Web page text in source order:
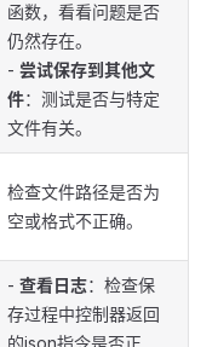
函数，看看问题是否
仍然存在。
- 尝试保存到其他文
件：测试是否与特定
文件有关。
检查文件路径是否为
空或格式不正确。
- 查看日志：检查保
存过程中控制器返回
的json指令是否正